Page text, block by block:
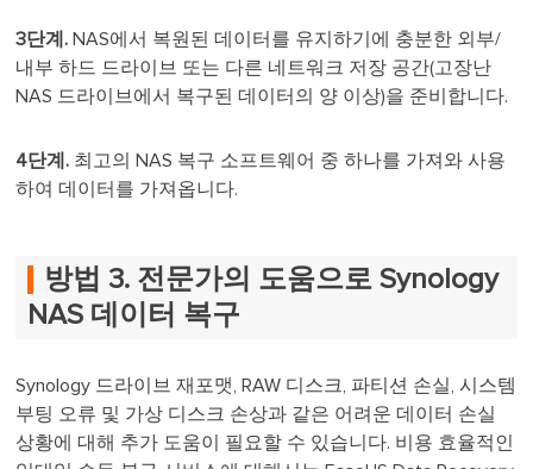
3단계. NAS에서 복원된 데이터를 유지하기에 충분한 외부/
내부 하드 드라이브 또는 다른 네트워크 저장 공간(고장난
NAS 드라이브에서 복구된 데이터의 양 이상)을 준비합니다.
4단계. 최고의 NAS 복구 소프트웨어 중 하나를 가져와 사용
하여 데이터를 가져옵니다.
방법 3. 전문가의 도움으로 Synology
NAS 데이터 복구
Synology 드라이브 재포맷, RAW 디스크, 파티션 손실, 시스템
부팅 오류 및 가상 디스크 손상과 같은 어려운 데이터 손실
상황에 대해 추가 도움이 필요할 수 있습니다. 비용 효율적인